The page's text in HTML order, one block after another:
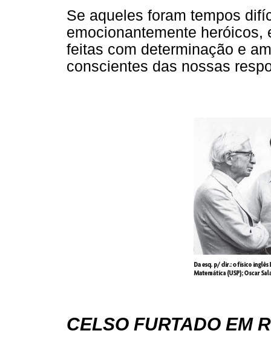
Se aqueles foram tempos
emocionantemente
feitas com determinação e
conscientes das nossas
CELSO FURTADO EM